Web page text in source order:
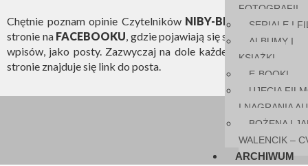
FOTOGRAFII
SERIALE I
ALBUMY I
KSIĄŻKI
E-BOOKI
UJĘCIA
I NAGRANIA
BOŻENA I
WALENCIK –
ARCHIWUM
Chętnie poznam opinie Czytelników NIBY-BLOGA, na mojej
stronie na FACEBOOKU, gdzie pojawiają się skróty kolejnych
wpisów, jako posty. Zazwyczaj na dole każdego wpisu na tej
stronie znajduje się link do posta.